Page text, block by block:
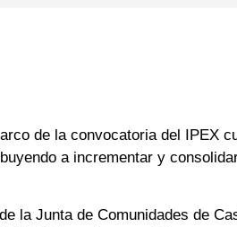
de la convocatoria del IPEX
a incrementar y
la Junta de Comunidades de